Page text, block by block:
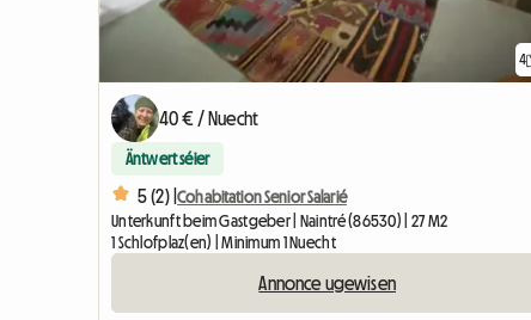
4
40 € / Nuecht
Äntwert séier
5 (2) |Cohabitation Senior Salarié
Unterkunft beim Gastgeber | Naintré (86530) | 27 M2
1 Schlofplaz(en) | Minimum 1 Nuecht
Annonce ugewisen